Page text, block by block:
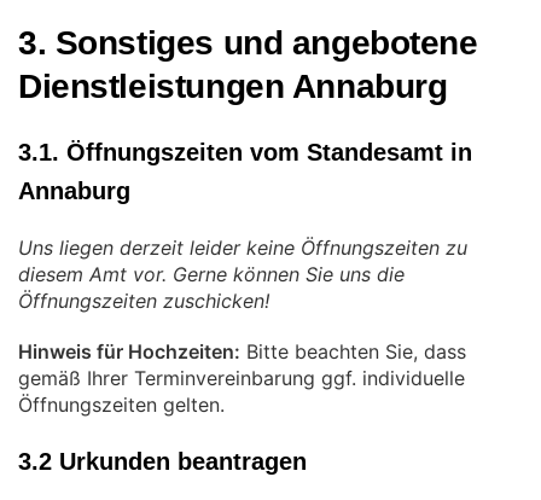
3. Sonstiges und angebotene
Dienstleistungen Annaburg
3.1. Öffnungszeiten vom Standesamt in
Annaburg
Uns liegen derzeit leider keine Öffnungszeiten zu
diesem Amt vor. Gerne können Sie uns die
Öffnungszeiten zuschicken!
Hinweis für Hochzeiten: Bitte beachten Sie, dass
gemäß Ihrer Terminvereinbarung ggf. individuelle
Öffnungszeiten gelten.
3.2 Urkunden beantragen